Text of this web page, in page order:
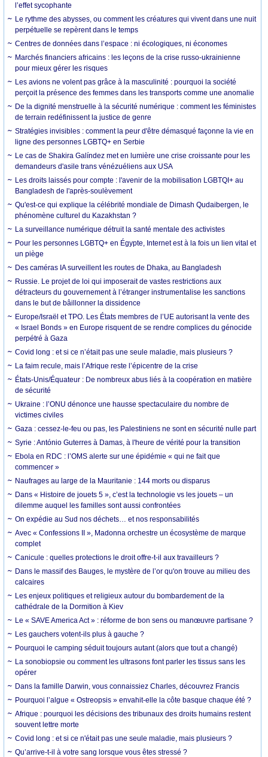
l’effet sycophante
Le rythme des abysses, ou comment les créatures qui vivent dans une nuit
perpétuelle se repèrent dans le temps
Centres de données dans l’espace : ni écologiques, ni économes
Marchés financiers africains : les leçons de la crise russo-ukrainienne
pour mieux gérer les risques
Les avions ne volent pas grâce à la masculinité : pourquoi la société
perçoit la présence des femmes dans les transports comme une anomalie
De la dignité menstruelle à la sécurité numérique : comment les féministes
de terrain redéfinissent la justice de genre
Stratégies invisibles : comment la peur d'être démasqué façonne la vie en
ligne des personnes LGBTQ+ en Serbie
Le cas de Shakira Galíndez met en lumière une crise croissante pour les
demandeurs d'asile trans vénézuéliens aux USA
Les droits laissés pour compte : l'avenir de la mobilisation LGBTQI+ au
Bangladesh de l'après-soulèvement
Qu'est-ce qui explique la célébrité mondiale de Dimash Qudaibergen, le
phénomène culturel du Kazakhstan ?
La surveillance numérique détruit la santé mentale des activistes
Pour les personnes LGBTQ+ en Égypte, Internet est à la fois un lien vital et
un piège
Des caméras IA surveillent les routes de Dhaka, au Bangladesh
Russie. Le projet de loi qui imposerait de vastes restrictions aux
détracteurs du gouvernement à l’étranger instrumentalise les sanctions
dans le but de bâillonner la dissidence
Europe/Israël et TPO. Les États membres de l’UE autorisant la vente des
« Israel Bonds » en Europe risquent de se rendre complices du génocide
perpétré à Gaza
Covid long : et si ce n’était pas une seule maladie, mais plusieurs ?
La faim recule, mais l’Afrique reste l’épicentre de la crise
États-Unis/Équateur : De nombreux abus liés à la coopération en matière
de sécurité
Ukraine : l’ONU dénonce une hausse spectaculaire du nombre de
victimes civiles
Gaza : cessez-le-feu ou pas, les Palestiniens ne sont en sécurité nulle part
Syrie : António Guterres à Damas, à l'heure de vérité pour la transition
Ebola en RDC : l’OMS alerte sur une épidémie « qui ne fait que
commencer »
Naufrages au large de la Mauritanie : 144 morts ou disparus
Dans « Histoire de jouets 5 », c’est la technologie vs les jouets – un
dilemme auquel les familles sont aussi confrontées
On expédie au Sud nos déchets… et nos responsabilités
Avec « Confessions II », Madonna orchestre un écosystème de marque
complet
Canicule : quelles protections le droit offre-t-il aux travailleurs ?
Dans le massif des Bauges, le mystère de l’or qu'on trouve au milieu des
calcaires
Les enjeux politiques et religieux autour du bombardement de la
cathédrale de la Dormition à Kiev
Le « SAVE America Act » : réforme de bon sens ou manœuvre partisane ?
Les gauchers votent-ils plus à gauche ?
Pourquoi le camping séduit toujours autant (alors que tout a changé)
La sonobiopsie ou comment les ultrasons font parler les tissus sans les
opérer
Dans la famille Darwin, vous connaissiez Charles, découvrez Francis
Pourquoi l’algue « Ostreopsis » envahit-elle la côte basque chaque été ?
Afrique : pourquoi les décisions des tribunaux des droits humains restent
souvent lettre morte
Covid long : et si ce n'était pas une seule maladie, mais plusieurs ?
Qu’arrive-t-il à votre sang lorsque vous êtes stressé ?